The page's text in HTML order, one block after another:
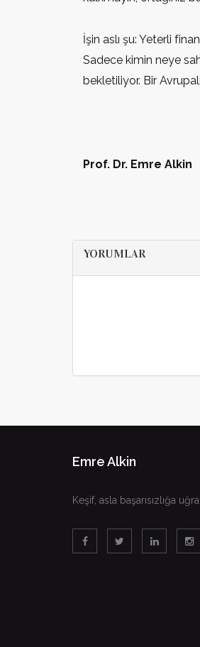
İşin aslı şu: Yeterli
Sadece kimin neye
bekletiliyor. Bir
Prof. Dr. Emre Alkin
YORUMLAR
Emre Alkin
Keşif, asla başarısızlığa